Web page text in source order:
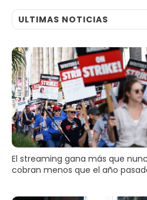
ULTIMAS NOTICIAS
El streaming gana más que
cobran menos que el año